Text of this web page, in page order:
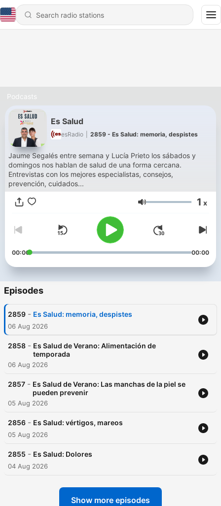
Podcasts
Es Salud
esRadio 2859 - Es Salud: memoria, despistes
Jaume Segalés entre semana y Lucía Prieto los sábados y
domingos nos hablan de salud de una forma cercana.
Entrevistas con los mejores especialistas, consejos,
prevención, cuidados...
Volume 1 x
00:00 00:00
Episodes
2859 - Es Salud: memoria, despistes
06 Aug 2026
2858 - Es Salud de Verano: Alimentación de
temporada
06 Aug 2026
2857 - Es Salud de Verano: Las manchas de la piel se
pueden prevenir
05 Aug 2026
2856 - Es Salud: vértigos, mareos
05 Aug 2026
2855 - Es Salud: Dolores
04 Aug 2026
Show more episodes